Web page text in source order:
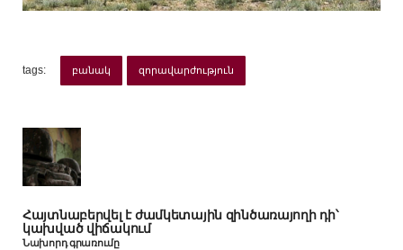
tags: բանակ զորավարժություն
Հայտնաբերվել է ժամկետային զինծառայողի դի՝
կախված վիճակում
Նախորդ գրառումը